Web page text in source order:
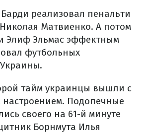
реализовал пенальти
Матвиенко. А потом
Элиф Эльмас эффектным
футбольных
тайм украинцы вышли с
настроением. Подопечные
своего на 61-й минуте
Борнмута Илья